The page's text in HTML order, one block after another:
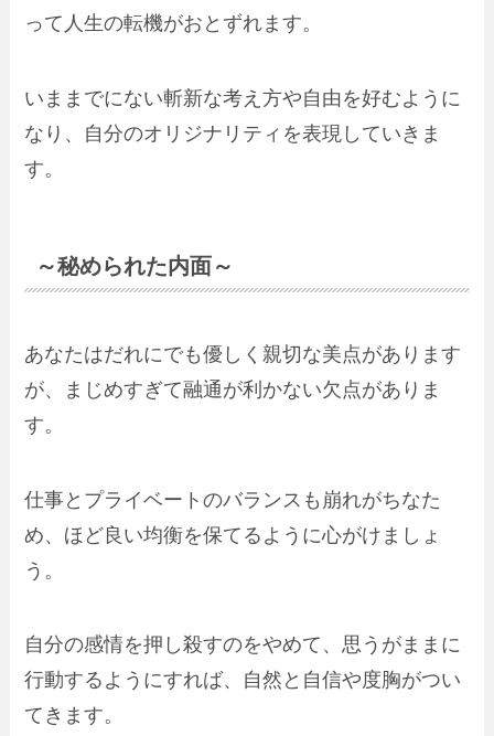
って人生の転機がおとずれます。
いままでにない斬新な考え方や自由を好むように
なり、自分のオリジナリティを表現していきま
す。
～秘められた内面～
あなたはだれにでも優しく親切な美点があります
が、まじめすぎて融通が利かない欠点がありま
す。
仕事とプライベートのバランスも崩れがちなた
め、ほど良い均衡を保てるように心がけましょ
う。
自分の感情を押し殺すのをやめて、思うがままに
行動するようにすれば、自然と自信や度胸がつい
てきます。